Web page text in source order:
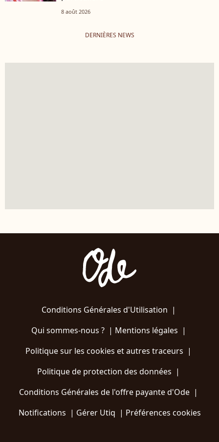
8 août 2026
DERNIÈRES NEWS
Conditions Générales d'Utilisation |
Qui sommes-nous ?| Mentions légales |
Politique sur les cookies et autres traceurs |
Politique de protection des données |
Conditions Générales de l'offre payante d'Ode |
Notifications | Gérer Utiq | Préférences cookies